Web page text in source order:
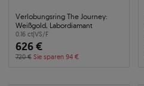
Verlobungsring The Journey:
Weißgold, Labordiamant
0.16 ct|VS/F
626 €
720 € Sie sparen 94 €